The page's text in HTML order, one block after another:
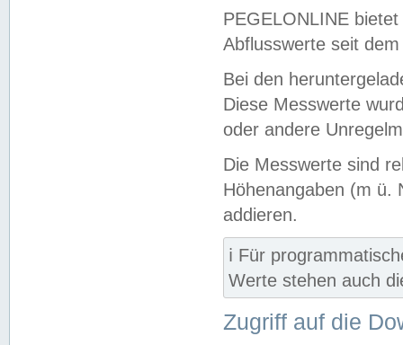
PEGELONLINE
Abflusswerte seit
Bei den
Diese Messwerte
oder andere
Die Messwerte sind
Höhenangaben (m ü.
addieren.
ℹ️ Für
Werte stehen auch
Zugriff auf die